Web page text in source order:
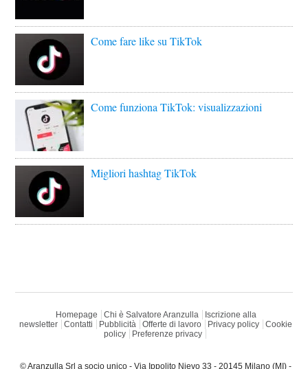
Come fare like su TikTok
Come funziona TikTok: visualizzazioni
Migliori hashtag TikTok
Homepage Chi è Salvatore Aranzulla
Iscrizione alla
newsletter
Contatti Pubblicità Offerte di lavoro Privacy policy
Cookie
policy
Preferenze privacy
© Aranzulla Srl a socio unico - Via Ippolito Nievo 33 - 20145 Milano (MI) -